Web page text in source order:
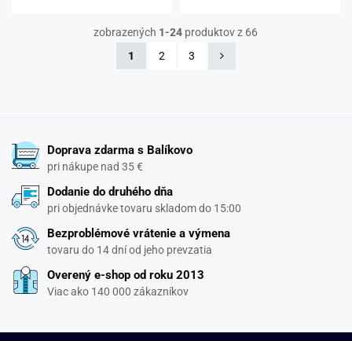
zobrazených 1-24 produktov z 66
1
2 3
Doprava zdarma s Balíkovo
pri nákupe nad 35 €
Dodanie do druhého dňa
pri objednávke tovaru skladom do 15:00
Bezproblémové vrátenie a výmena
tovaru do 14 dní od jeho prevzatia
Overený e-shop od roku 2013
Viac ako 140 000 zákazníkov